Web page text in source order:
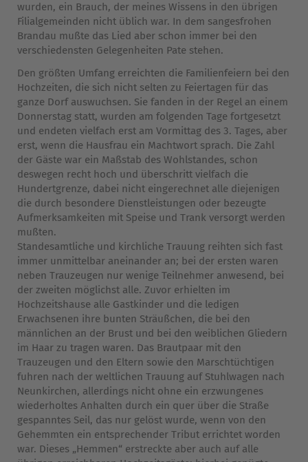
wurden, ein Brauch, der meines Wissens in den übrigen
Filialgemeinden nicht üblich war. In dem sangesfrohen
Brandau mußte das Lied aber schon immer bei den
verschiedensten Gelegenheiten Pate stehen.
Den größten Umfang erreichten die Familienfeiern bei den
Hochzeiten, die sich nicht selten zu Feiertagen für das
ganze Dorf auswuchsen. Sie fanden in der Regel an einem
Donnerstag statt, wurden am folgenden Tage fortgesetzt
und endeten vielfach erst am Vormittag des 3. Tages, aber
erst, wenn die Hausfrau ein Machtwort sprach. Die Zahl
der Gäste war ein Maßstab des Wohlstandes, schon
deswegen recht hoch und überschritt vielfach die
Hundertgrenze, dabei nicht eingerechnet alle diejenigen
die durch besondere Dienstleistungen oder bezeugte
Aufmerksamkeiten mit Speise und Trank versorgt werden
mußten.
Standesamtliche und kirchliche Trauung reihten sich fast
immer unmittelbar aneinander an; bei der ersten waren
neben Trauzeugen nur wenige Teilnehmer anwesend, bei
der zweiten möglichst alle. Zuvor erhielten im
Hochzeitshause alle Gastkinder und die ledigen
Erwachsenen ihre bunten Sträußchen, die bei den
männlichen an der Brust und bei den weiblichen Gliedern
im Haar zu tragen waren. Das Brautpaar mit den
Trauzeugen und den Eltern sowie den Marschtüchtigen
fuhren nach der weltlichen Trauung auf Stuhlwagen nach
Neunkirchen, allerdings nicht ohne ein erzwungenes
wiederholtes Anhalten durch ein quer über die Straße
gespanntes Seil, das nur gelöst wurde, wenn von den
Gehemmten ein entsprechender Tribut errichtet worden
war. Dieses „Hemmen“ erstreckte aber auch auf alle